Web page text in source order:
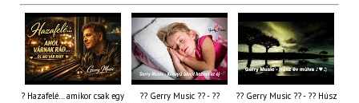
? Hazafelé… amikor csak egy
?? Gerry Music ?? - ??
?? Gerry Music ?? - ?? Húsz